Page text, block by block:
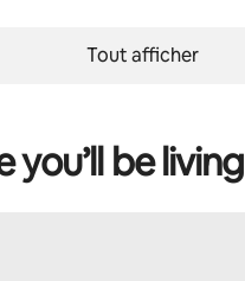
Tout afficher
you’ll be living